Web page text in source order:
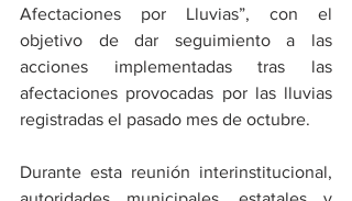
Afectaciones por Lluvias”, con el
objetivo de dar seguimiento a las
acciones implementadas tras las
afectaciones provocadas por las lluvias
registradas el pasado mes de octubre.
Durante esta reunión interinstitucional,